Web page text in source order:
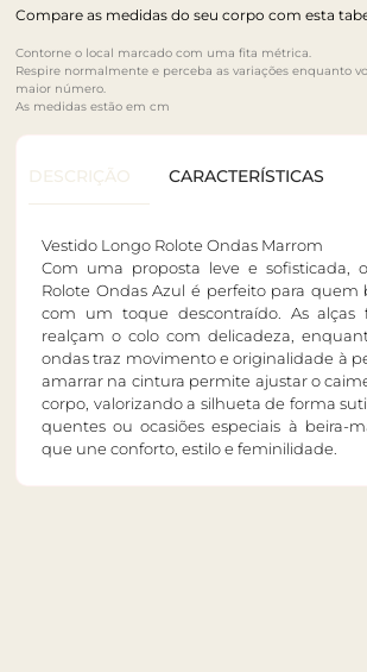
Compare as medidas do seu corpo com esta
Contorne o local marcado com uma fita métrica.
Respire normalmente e perceba as variações enquanto
maior número.
As medidas estão em cm
DESCRIÇÃO CARACTERÍSTICAS
Vestido Longo Rolote Ondas Marrom
Com uma proposta leve e sofisticada,
Rolote Ondas Azul é perfeito para quem
com um toque descontraído. As alças
realçam o colo com delicadeza,
ondas traz movimento e originalidade à
amarrar na cintura permite ajustar o
corpo, valorizando a silhueta de forma
quentes ou ocasiões especiais à beira-
que une conforto, estilo e feminilidade.